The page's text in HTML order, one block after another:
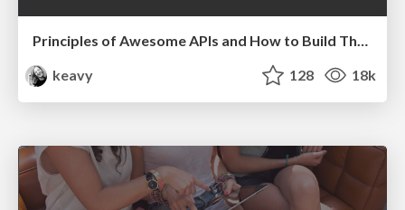
Principles of Awesome APIs and How to Build Them.
keavy
128 18k